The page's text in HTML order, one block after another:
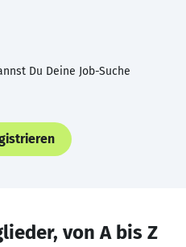
Du Deine Job-Suche
von A bis Z